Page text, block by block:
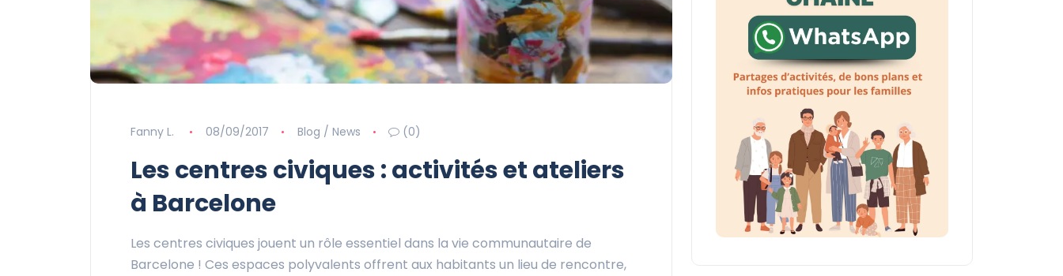
Fanny L. 08/09/2017 Blog / News (0)
Les centres civiques : activités et ateliers
à Barcelone
Les centres civiques jouent un rôle essentiel dans la vie communautaire de
Barcelone ! Ces espaces polyvalents offrent aux habitants un lieu de rencontre,